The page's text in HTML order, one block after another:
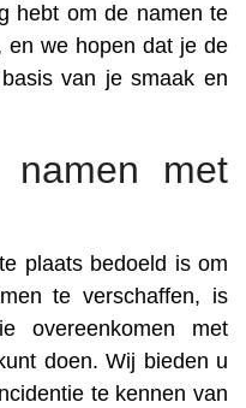
hebt om de namen te
en we hopen dat je de
van je smaak en
namen met
plaats bedoeld is om
te verschaffen, is
overeenkomen met
doen. Wij bieden u
te kennen van